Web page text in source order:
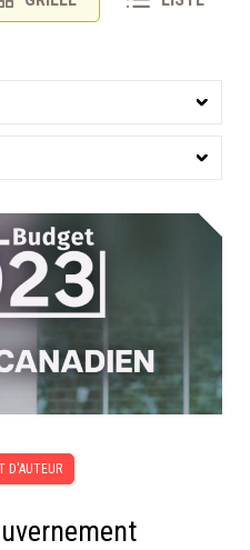
D'AUTEUR